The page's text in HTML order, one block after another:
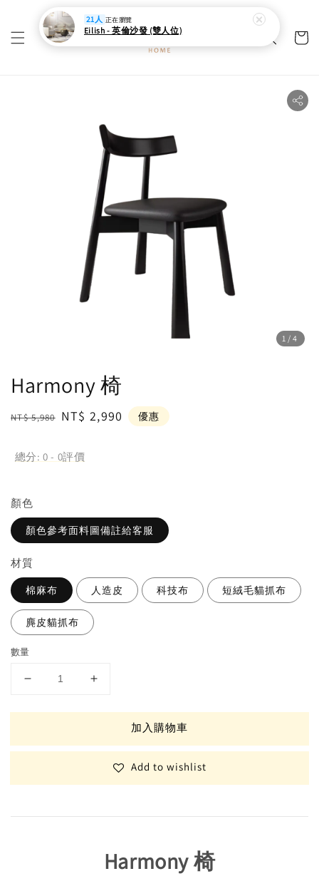
1 /4
Harmony 椅
Regular
NT$ 5,980 Sale
NT$ 2,990 優惠
總分:0 - 0評價
顏⾊
顏色參考面料圖備註給客服
材質
棉麻布 人造皮 科技布 短絨毛貓抓布
麂皮貓抓布
數量
加入購物車
Add to wishlist
Harmony 椅